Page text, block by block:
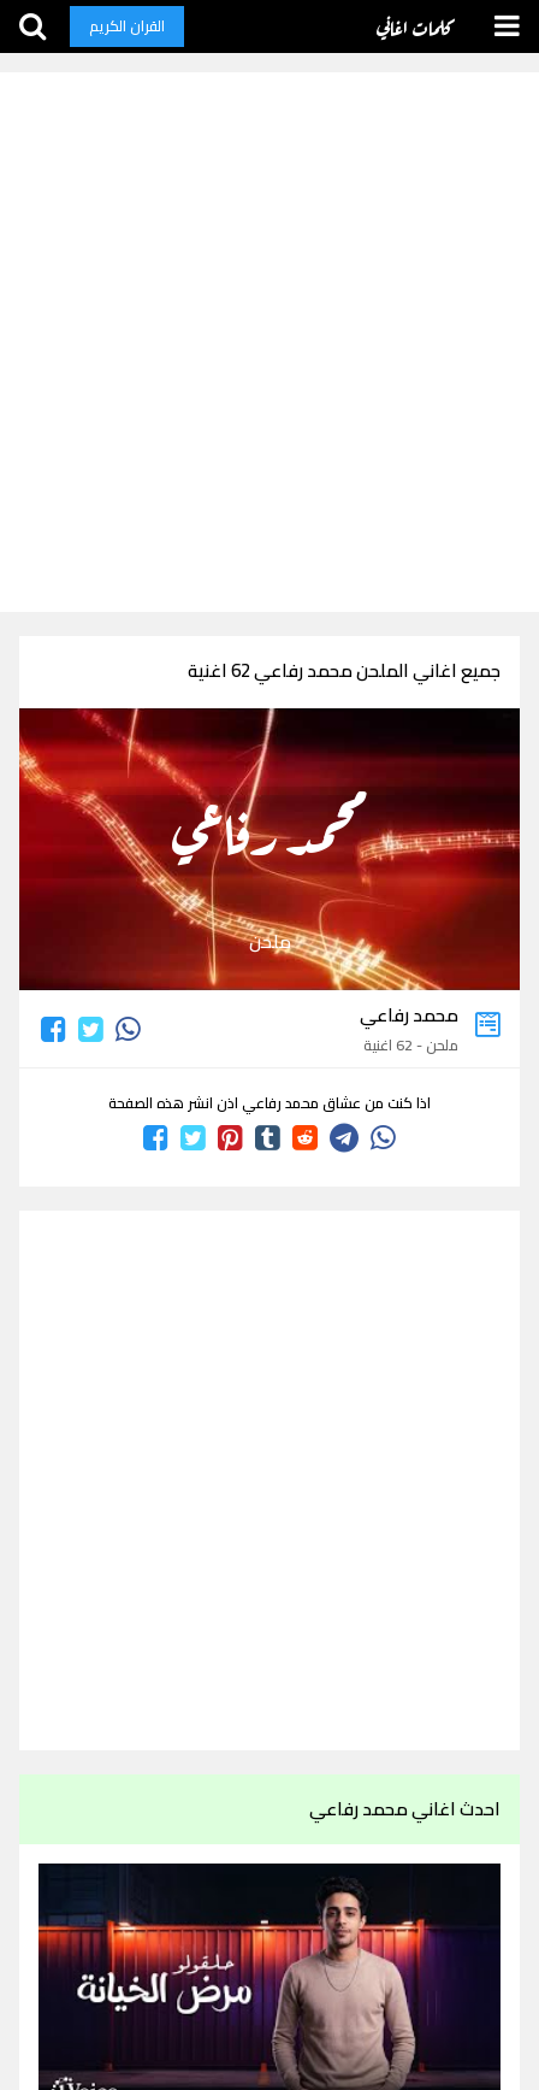
كلمات اغاني القران الكريم
جميع اغاني الملحن محمد رفاعي 62 اغنية
محمد رفاعي
ملحن
محمد رفاعي
ملحن - 62 اغنية
اذا كنت من عشاق محمد رفاعي اذن انشر هذه الصفحة
احدث اغاني محمد رفاعي